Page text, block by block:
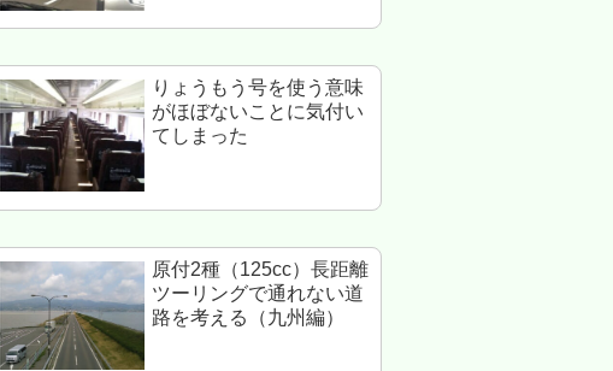
りょうもう号を使う意味
がほぼないことに気付い
てしまった
原付2種（125cc）長距離
ツーリングで通れない道
路を考える（九州編）